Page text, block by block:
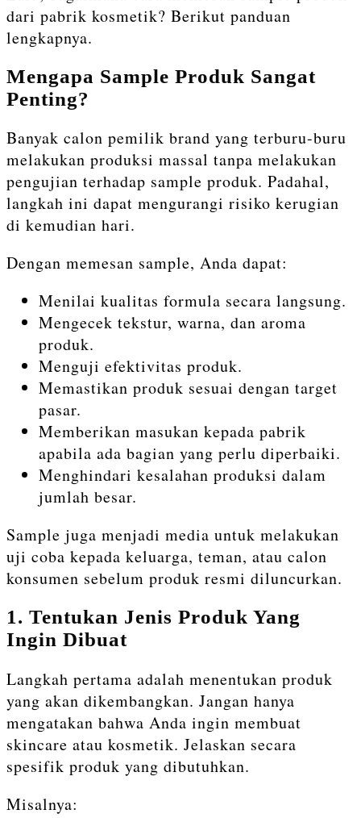
dari pabrik kosmetik? Berikut panduan
lengkapnya.
Mengapa Sample Produk Sangat
Penting?
Banyak calon pemilik brand yang terburu-buru
melakukan produksi massal tanpa melakukan
pengujian terhadap sample produk. Padahal,
langkah ini dapat mengurangi risiko kerugian
di kemudian hari.
Dengan memesan sample, Anda dapat:
Menilai kualitas formula secara langsung.
Mengecek tekstur, warna, dan aroma
produk.
Menguji efektivitas produk.
Memastikan produk sesuai dengan target
pasar.
Memberikan masukan kepada pabrik
apabila ada bagian yang perlu diperbaiki.
Menghindari kesalahan produksi dalam
jumlah besar.
Sample juga menjadi media untuk melakukan
uji coba kepada keluarga, teman, atau calon
konsumen sebelum produk resmi diluncurkan.
1. Tentukan Jenis Produk Yang
Ingin Dibuat
Langkah pertama adalah menentukan produk
yang akan dikembangkan. Jangan hanya
mengatakan bahwa Anda ingin membuat
skincare atau kosmetik. Jelaskan secara
spesifik produk yang dibutuhkan.
Misalnya: